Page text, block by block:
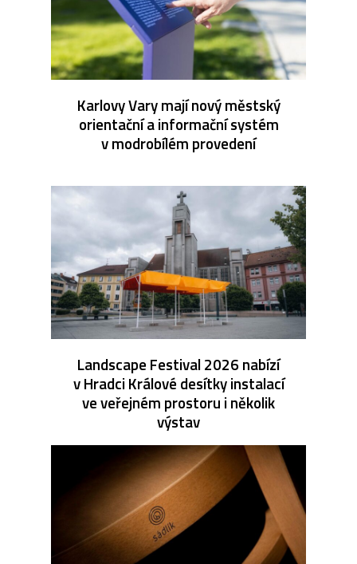
Karlovy Vary mají nový městský
orientační a informační systém
v modrobílém provedení
Landscape Festival 2026 nabízí
v Hradci Králové desítky instalací
ve veřejném prostoru i několik
výstav